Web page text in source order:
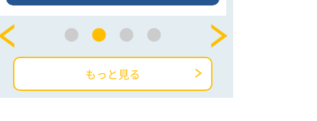
もっと見る